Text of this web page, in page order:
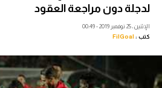
ميركاتو
فانتازي في الجول
مسابقة التوقعات
فيديوهات
لدجلة دون مراجعة العقود
الإثنين، 25 نوفمبر 2019 - 00:49
كتب : FilGoal